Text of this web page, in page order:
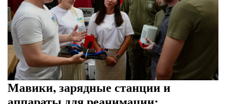
Мавики, зарядные станции и